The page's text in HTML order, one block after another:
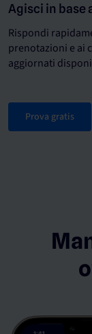
Agisci in base
Rispondi
prenotazioni e ai
aggiornati
Prova gratis